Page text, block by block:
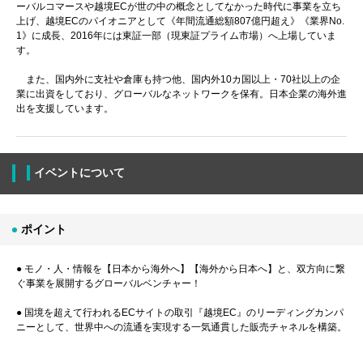
ーバルコマースや越境ECが世の中の概念としてなかった時代に事業を立ち
上げ、越境ECのパイオニアとして《年間流通総額807億円超え》《業界No.
1》に成長、2016年には東証一部（現東証プライム市場）へ上場していま
す。
また、国内外に支社や倉庫も持つ他、国内外10カ国以上・70社以上の企
業に出資をしており、グローバルなネットワークを保有。日本企業の海外進
出を支援しています。
イベントについて
ポイント
● モノ・人・情報を【日本から海外へ】【海外から日本へ】と、双方向に繋
ぐ事業を展開するグローバルベンチャー！
● 国境を超えて行われるECサイトの取引『越境EC』のリーディングカンパ
ニーとして、世界中への流通を実現する一気通貫した販売チャネルを構築。